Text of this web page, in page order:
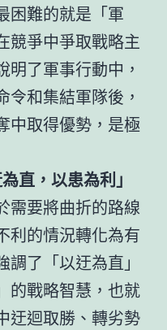
困難的就是「軍
競爭中爭取戰略主
明了軍事行動中，
令和集結軍隊後，
中取得優勢，是極
直，以患為利」
需要將曲折的路線
利的情況轉化為有
了「以迂為直」
的戰略智慧，也就
迂迴取勝、轉劣勢